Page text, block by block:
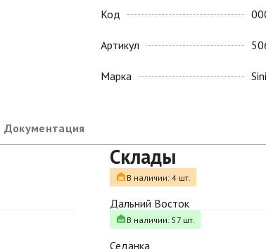
Код
Артикул
Марка
Документация
Склады
В наличии: 4 шт.
Дальний Восток
В наличии: 57 шт.
Седанка